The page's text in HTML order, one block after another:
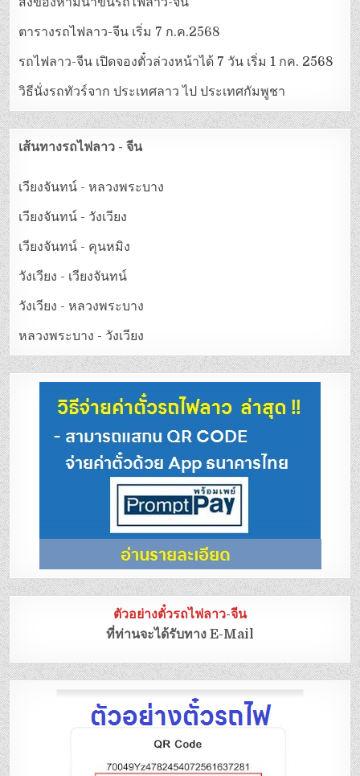
ตารางรถไฟลาว-จีน เริ่ม 7 ก.ค.2568
รถไฟลาว-จีน เปิดจองตั๋วล่วงหน้าได้ 7 วัน เริ่ม 1 กค. 2568
วิธีนั่งรถทัวร์จาก ประเทศลาว ไป ประเทศกัมพูชา
เส้นทางรถไฟลาว - จีน
เวียงจันทน์ - หลวงพระบาง
เวียงจันทน์ - วังเวียง
เวียงจันทน์ - คุนหมิง
วังเวียง - เวียงจันทน์
วังเวียง - หลวงพระบาง
หลวงพระบาง - วังเวียง
ตัวอย่างตั๋วรถไฟลาว-จีน
ที่ท่านจะได้รับทาง E-Mail